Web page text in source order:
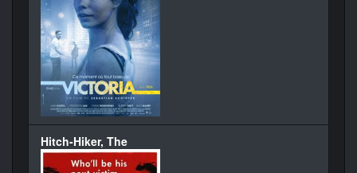
Hitch-Hiker, The